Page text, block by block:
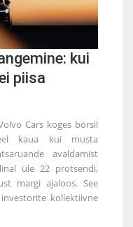
kui
piisa
Cars koges börsil
kaua kui musta
avaldamist
üle 22 protsendi,
margi ajaloos. See
kollektiivne